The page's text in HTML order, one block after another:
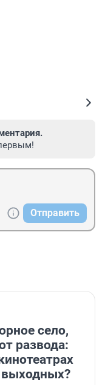
Отправить
село,
развода:
выходных?